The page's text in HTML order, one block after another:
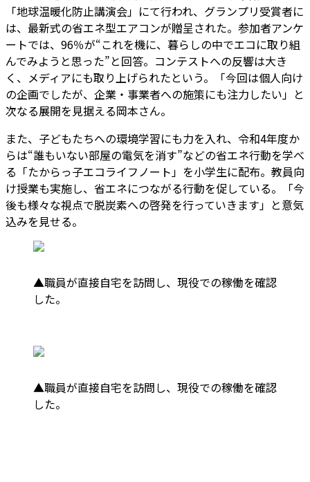
「地球温暖化防止講演会」にて行われ、グランプリ受賞者に
は、最新式の省エネ型エアコンが贈呈された。参加者アンケ
ートでは、96％が“これを機に、暮らしの中でエコに取り組
んでみようと思った”と回答。コンテストへの反響は大き
く、メディアにも取り上げられたという。「今回は個人向け
の企画でしたが、企業・事業者への施策にも注力したい」と
次なる展開を見据える岡本さん。
また、子どもたちへの環境学習にも力を入れ、令和4年度か
らは“誰もいない部屋の電気を消す”などの省エネ行動を学べ
る「たからっ子エコライフノート」を小学生に配布。教員向
け授業も実施し、省エネにつながる行動を促している。「今
後も様々な視点で脱炭素への啓発を行っていきます」と意気
込みを見せる。
▲職員が直接自宅を訪問し、現役での稼働を確認
した。
▲職員が直接自宅を訪問し、現役での稼働を確認
した。